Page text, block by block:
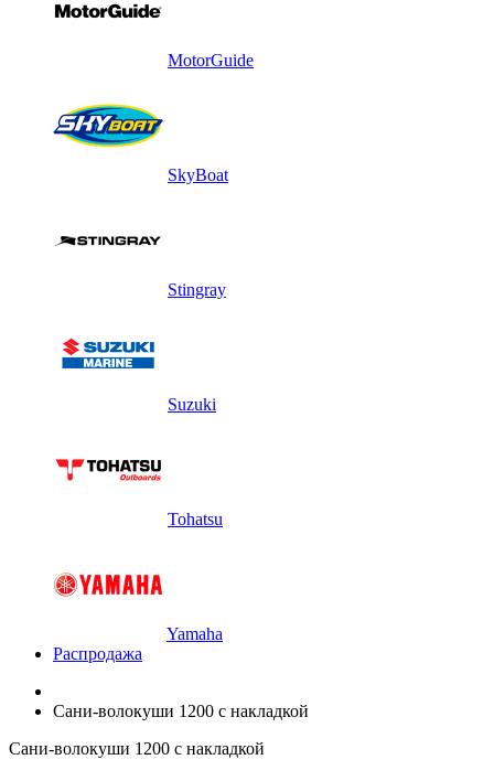
MotorGuide
SkyBoat
Stingray
Suzuki
Tohatsu
Yamaha
Распродажа
Сани-волокуши 1200 с накладкой
Сани-волокуши 1200 с накладкой